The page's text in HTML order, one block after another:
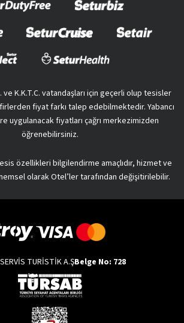
K.K.T.C. vatandaşları için geçerli olup tesisler
fiyat farkı talep edebilmektedir. Yabancı
uygulanacak fiyatları çağrı merkezimizden
öğrenebilirsiniz.
özellikleri bilgilendirme amaçlıdır, hizmet ve
olarak Otel’ler tarafından değişitirilebilir.
TURİSTİK A.ŞBelge No: 728